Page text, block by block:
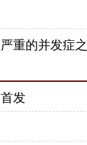
重的并发症
发